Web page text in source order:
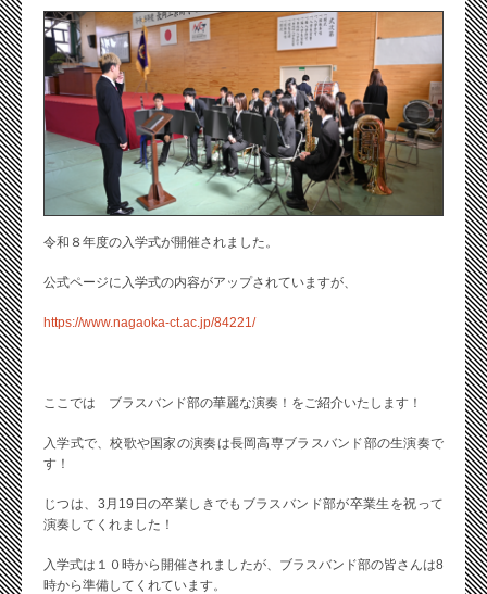
令和８年度の入学式が開催されました。
公式ページに入学式の内容がアップされていますが、
https://www.nagaoka-ct.ac.jp/84221/
ここでは ブラスバンド部の華麗な演奏！をご紹介いたします！
入学式で、校歌や国家の演奏は長岡高専ブラスバンド部の生演奏で
す！
じつは、3月19日の卒業しきでもブラスバンド部が卒業生を祝って
演奏してくれました！
入学式は１０時から開催されましたが、ブラスバンド部の皆さんは8
時から準備してくれています。